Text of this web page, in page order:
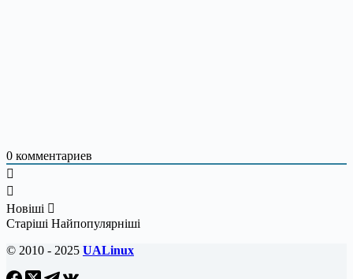
0 комментариев
Новіші
Старіші Найпопулярніші
© 2010 - 2025 UALinux